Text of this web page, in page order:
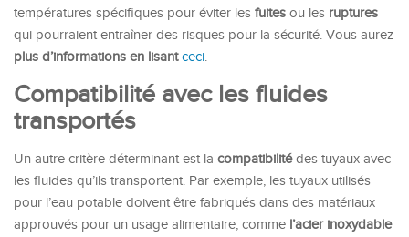
températures spécifiques pour éviter les fuites ou les ruptures
qui pourraient entraîner des risques pour la sécurité. Vous aurez
plus d’informations en lisant ceci.
Compatibilité avec les fluides
transportés
Un autre critère déterminant est la compatibilitédes tuyaux avec
les fluides qu’ils transportent. Par exemple, les tuyaux utilisés
pour l’eau potable doivent être fabriqués dans des matériaux
approuvés pour un usage alimentaire, comme l’acier inoxydable